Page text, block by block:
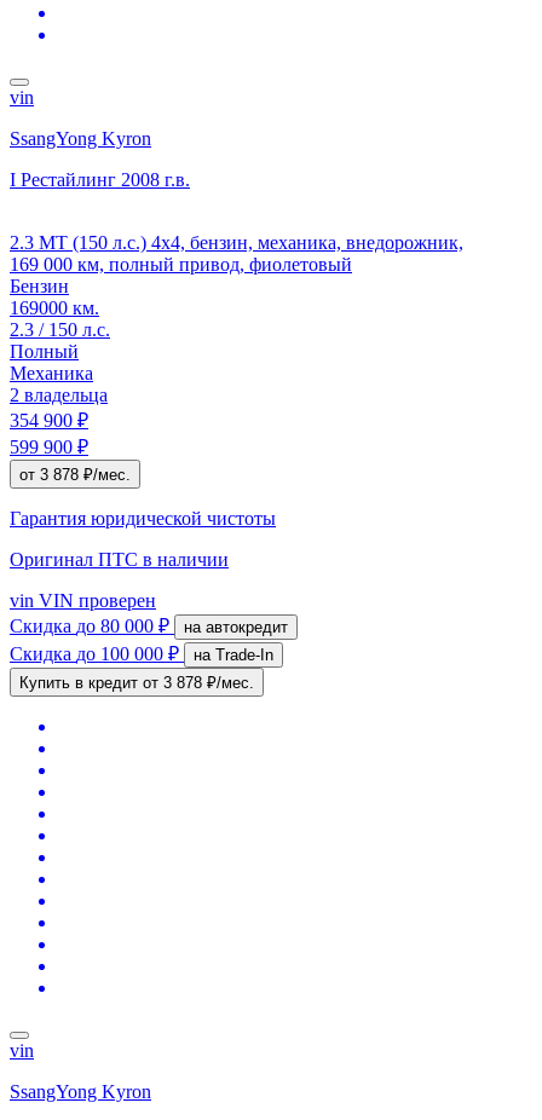
vin
SsangYong Kyron
I Рестайлинг 2008 г.в.
2.3 MT (150 л.с.) 4x4, бензин, механика, внедорожник,
169 000 км, полный привод, фиолетовый
Бензин
169000 км.
2.3 / 150 л.с.
Полный
Механика
2 владельца
354 900 ₽
599 900 ₽
от 3 878 ₽/мес.
Гарантия юридической чистоты
Оригинал ПТС в наличии
vin VIN проверен
Скидка до 80 000 ₽ на автокредит
Скидка до 100 000 ₽
на Trade-In
Купить в кредит от 3 878 ₽/мес.
vin
SsangYong Kyron